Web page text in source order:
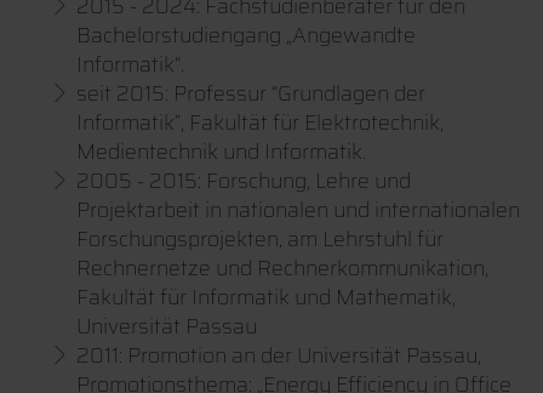
Bachelorstudiengang „Angewandte
Informatik“.
seit 2015: Professur “Grundlagen der
Informatik”, Fakultät für Elektrotechnik,
Medientechnik und Informatik.
2005 - 2015: Forschung, Lehre und
Projektarbeit in nationalen und internationalen
Forschungsprojekten, am Lehrstuhl für
Rechnernetze und Rechnerkommunikation,
Fakultät für Informatik und Mathematik,
Universität Passau
2011: Promotion an der Universität Passau,
Promotionsthema: „Energy Efficiency in Office